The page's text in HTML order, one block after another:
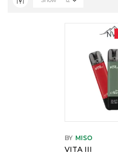
BY MISO
VITA III